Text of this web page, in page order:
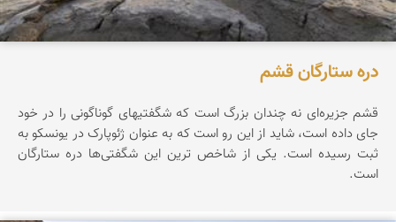
دره ستارگان قشم
قشم جزیره‌ای نه چندان بزرگ است که شگفتیهای گوناگونی را در خود
جای داده است، شاید از این رو است که به عنوان ژئوپارک در یونسکو به
ثبت رسیده است. یکی از شاخص ترین این شگفتی‌ها دره ستارگان
است.